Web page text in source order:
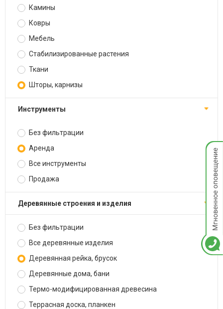
Камины
Ковры
Мебель
Стабилизированные растения
Ткани
Шторы, карнизы
Инструменты
Без фильтрации
Аренда
Все инструменты
Продажа
Деревянные строения и изделия
Без фильтрации
Все деревянные изделия
Деревянная рейка, брусок
Деревянные дома, бани
Термо-модифицированная древесина
Террасная доска, планкен